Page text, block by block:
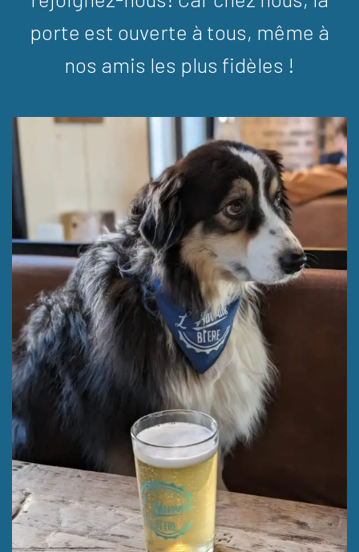
porte est ouverte à tous, même à
nos amis les plus fidèles !